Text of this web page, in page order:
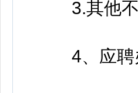
3.其他不
4、应聘